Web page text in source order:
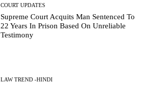
COURT UPDATES
Supreme Court Acquits Man Sentenced To
22 Years In Prison Based On Unreliable
Testimony
LAW TREND -HINDI